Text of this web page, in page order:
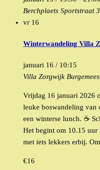
Berchplaets Sportstraat
vr 16
Winterwandeling Villa
januari 16 / 10:15
Villa Zorgwijk
Vrijdag 16 januari 2026
leuke boswandeling van
een winterse lunch. ☕️
Het begint om 10.15
met iets lekkers erbij.
€16